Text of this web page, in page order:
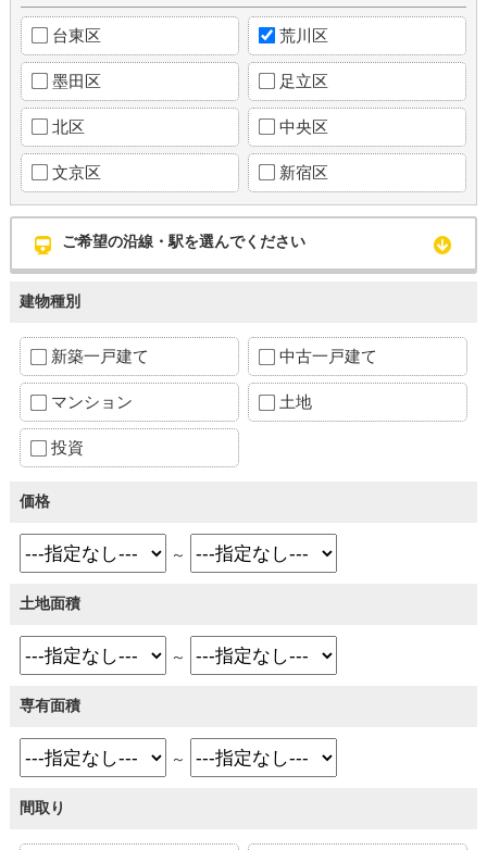
台東区 荒川区
墨田区 足立区
北区 中央区
文京区 新宿区
ご希望の沿線・駅を選んでください
建物種別
新築一戸建て 中古一戸建て
マンション 土地
投資
価格
～
土地面積
～
専有面積
～
間取り